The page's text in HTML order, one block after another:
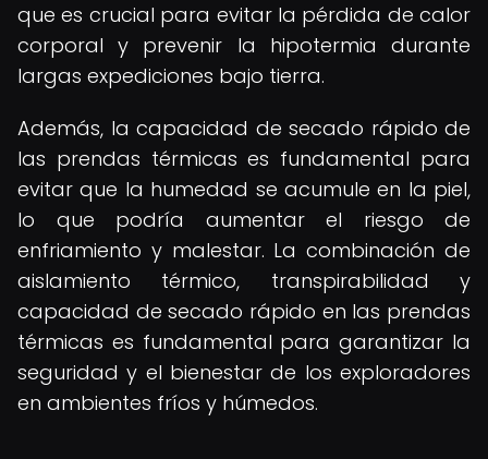
que es crucial para evitar la pérdida de calor
corporal y prevenir la hipotermia durante
largas expediciones bajo tierra.
Además, la capacidad de secado rápido de
las prendas térmicas es fundamental para
evitar que la humedad se acumule en la piel,
lo que podría aumentar el riesgo de
enfriamiento y malestar. La combinación de
aislamiento térmico, transpirabilidad y
capacidad de secado rápido en las prendas
térmicas es fundamental para garantizar la
seguridad y el bienestar de los exploradores
en ambientes fríos y húmedos.